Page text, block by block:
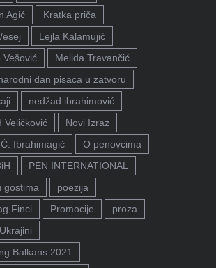
Agić
Kratka priča
esej
Lejla Kalamujić
Vešović
Melida Travančić
dan pisaca u zatvoru
nedžad ibrahimović
Veličković
Novi Izraz
Ibrahimagić
O penovcima
PEN INTERNATIONAL
gostima
poezija
Finci
Promocije
proza
Balkans 2021